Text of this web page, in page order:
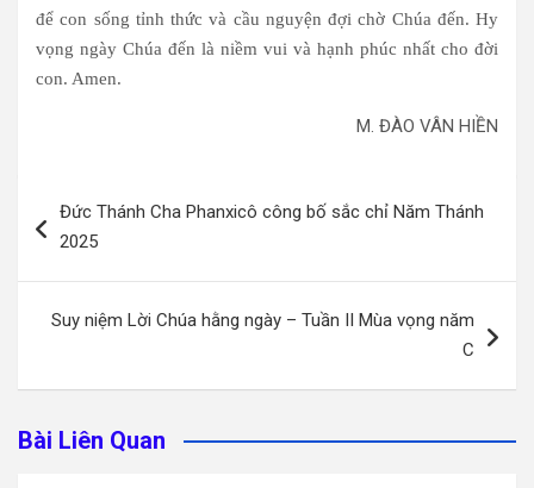
để con sống tỉnh thức và cầu nguyện đợi chờ Chúa đến. Hy
vọng ngày Chúa đến là niềm vui và hạnh phúc nhất cho đời
con. Amen.
M. ĐÀO VÂN HIỀN
hướng
viết
Đức Thánh Cha Phanxicô công bố sắc chỉ Năm Thánh
2025
Suy niệm Lời Chúa hằng ngày – Tuần II Mùa vọng năm
C
Bài Liên Quan